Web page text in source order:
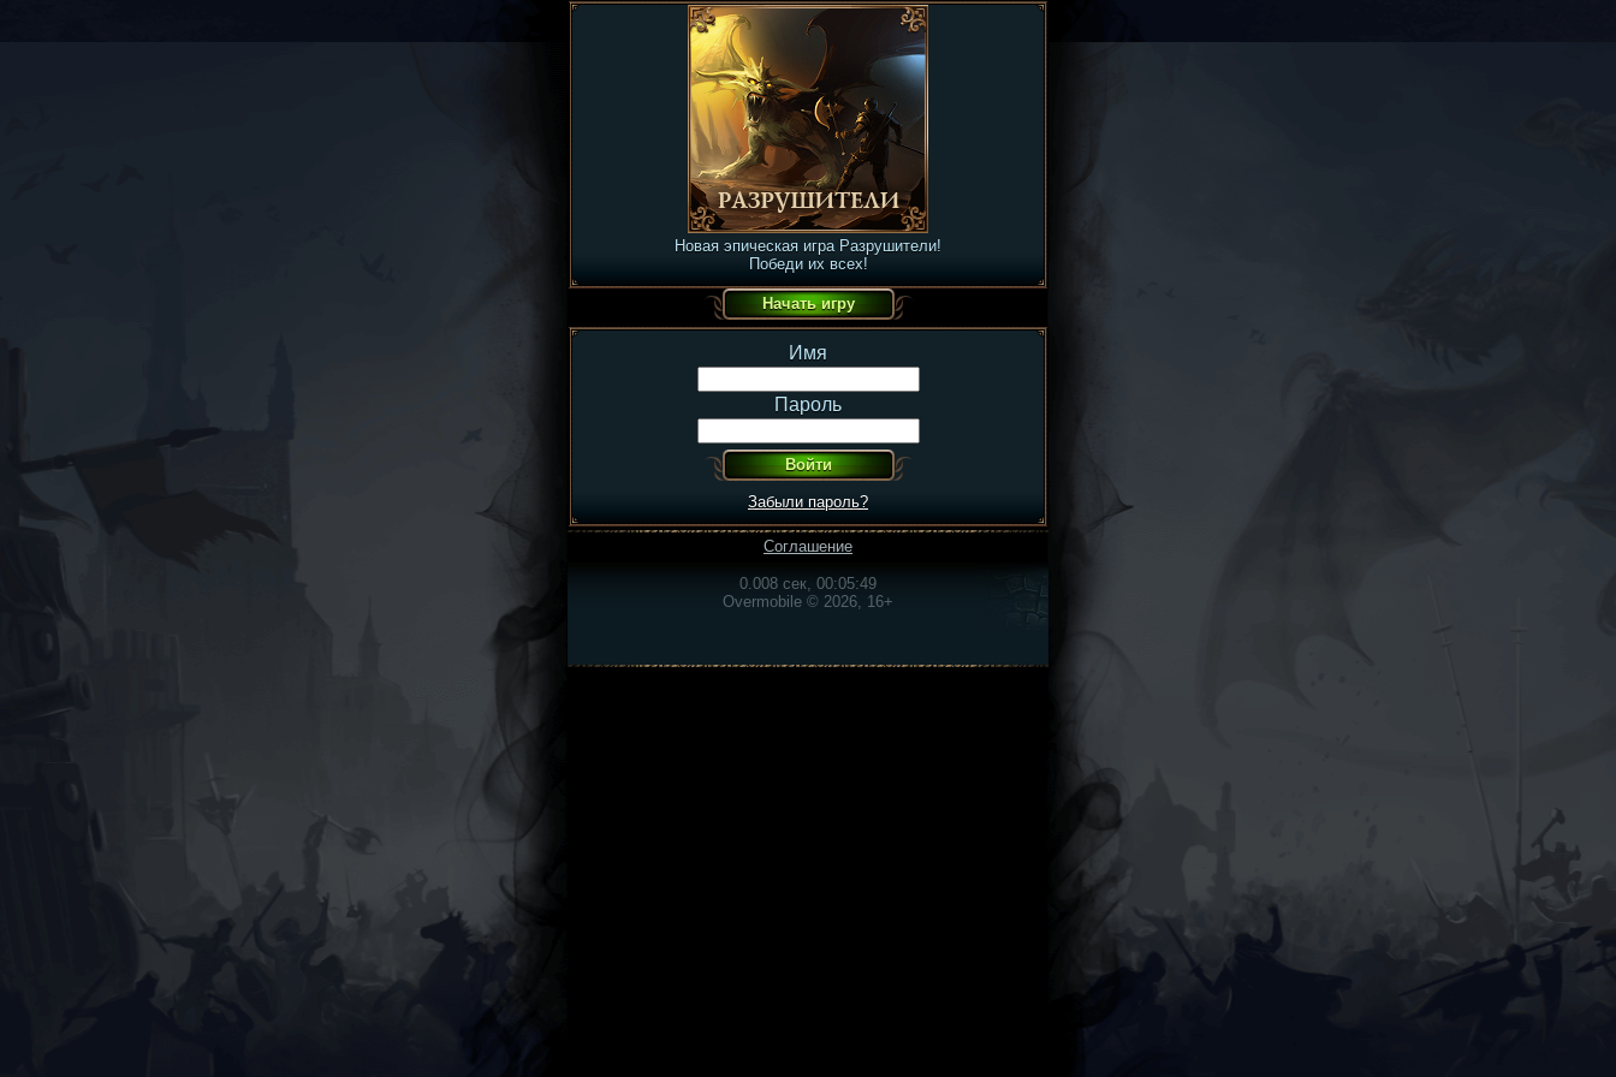
Новая эпическая игра Разрушители!
Победи их всех!
Имя
Пароль
Забыли пароль?
Соглашение
0.008 сек, 00:05:49
Overmobile © 2026, 16+